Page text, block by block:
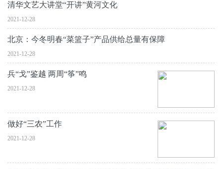
清华文艺大讲堂“开讲”黄河文化
2021-12-28
北京：今冬明春“菜篮子”产品供给总量有保障
2021-12-28
兵“戈”鉴越 两周“筝”鸣
2021-12-28
做好“三农”工作
2021-12-28